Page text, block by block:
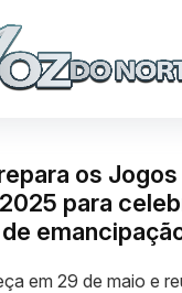
os
para
de
em 29 de maio e